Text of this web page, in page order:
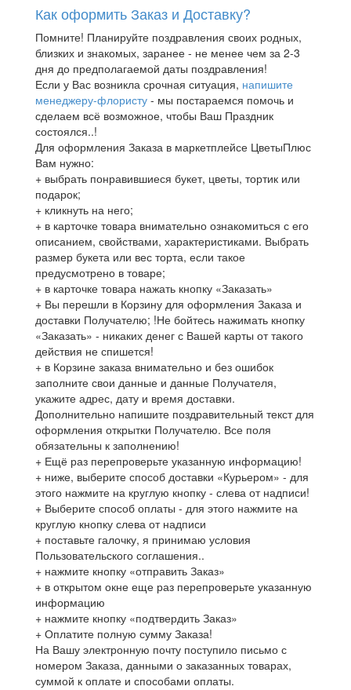
Как оформить Заказ и Доставку?
Помните! Планируйте поздравления своих родных,
близких и знакомых, заранее - не менее чем за 2-3
дня до предполагаемой даты поздравления!
Если у Вас возникла срочная ситуация, напишите
менеджеру-флористу - мы постараемся помочь и
сделаем всё возможное, чтобы Ваш Праздник
состоялся..!
Для оформления Заказа в маркетплейсе ЦветыПлюс
Вам нужно:
+ выбрать понравившиеся букет, цветы, тортик или
подарок;
+ кликнуть на него;
+ в карточке товара внимательно ознакомиться с его
описанием, свойствами, характеристиками. Выбрать
размер букета или вес торта, если такое
предусмотрено в товаре;
+ в карточке товара нажать кнопку «Заказать»
+ Вы перешли в Корзину для оформления Заказа и
доставки Получателю; !Не бойтесь нажимать кнопку
«Заказать» - никаких денег с Вашей карты от такого
действия не спишется!
+ в Корзине заказа внимательно и без ошибок
заполните свои данные и данные Получателя,
укажите адрес, дату и время доставки.
Дополнительно напишите поздравительный текст для
оформления открытки Получателю. Все поля
обязательны к заполнению!
+ Ещё раз перепроверьте указанную информацию!
+ ниже, выберите способ доставки «Курьером» - для
этого нажмите на круглую кнопку - слева от надписи!
+ Выберите способ оплаты - для этого нажмите на
круглую кнопку слева от надписи
+ поставьте галочку, я принимаю условия
Пользовательского соглашения..
+ нажмите кнопку «отправить Заказ»
+ в открытом окне еще раз перепроверьте указанную
информацию
+ нажмите кнопку «подтвердить Заказ»
+ Оплатите полную сумму Заказа!
На Вашу электронную почту поступило письмо с
номером Заказа, данными о заказанных товарах,
суммой к оплате и способами оплаты.